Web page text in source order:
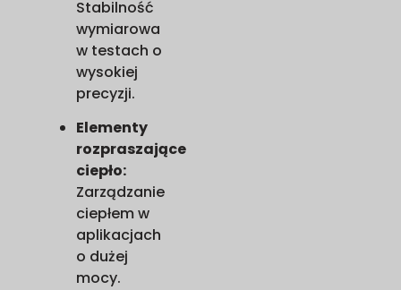
Stabilność
wymiarowa
w testach o
wysokiej
precyzji.
Elementy
rozpraszające
ciepło:
Zarządzanie
ciepłem w
aplikacjach
o dużej
mocy.